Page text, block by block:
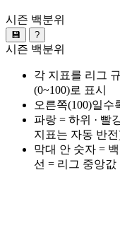
시즌 백분위
💾 ?
시즌 백분위
각 지표를 리그
(0~100)로 표시
오른쪽(100)일수
파랑 = 하위 · 빨
지표는 자동 반
막대 안 숫자 =
선 = 리그 중앙값